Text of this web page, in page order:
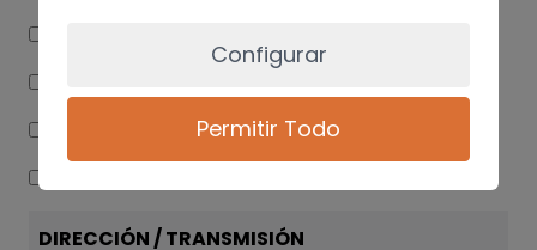
CINTURON SEGURIDAD TRASERO IZQUIERDO
DIRECCIÓN / TRANSMISIÓN
Configurar
Permitir Todo